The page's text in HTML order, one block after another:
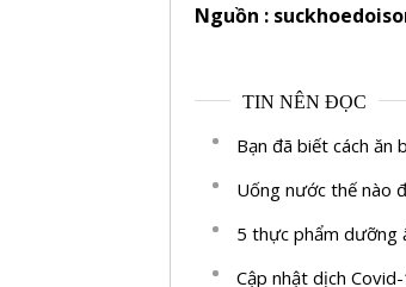
Nguồn :
TIN NÊN ĐỌC
Bạn đã biết cách ăn
Uống nước thế nào
5 thực phẩm dưỡng
Cập nhật dịch